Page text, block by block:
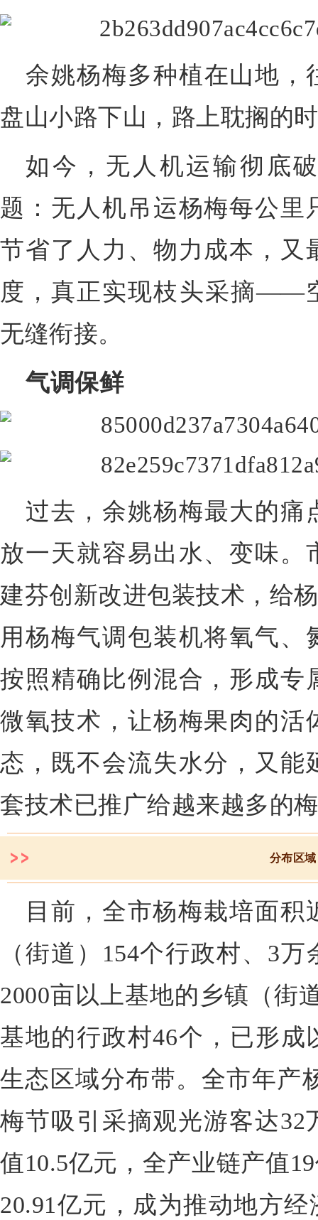
余姚杨梅多种植在山地，
盘山小路下山，路上耽搁的
如今，无人机运输彻底
题：无人机吊运杨梅每公里
节省了人力、物力成本，又
度，真正实现枝头采摘
无缝衔接。
气调保鲜
过去，余姚杨梅最大的痛
放一天就容易出水、变味。
建芬创新改进包装技术，给
用杨梅气调包装机将氧气
按照精确比例混合，形成专
微氧技术，让杨梅果肉的活
态，既不会流失水分，又能
套技术已推广给越来越多的
分布区域
目前，全市杨梅栽培面积
（街道）154个行政村、3
2000亩以上基地的乡镇（街
基地的行政村46个，已形
生态区域分布带。全市年产
梅节吸引采摘观光游客达
值10.5亿元，全产业链产值
20.91亿元，成为推动地方